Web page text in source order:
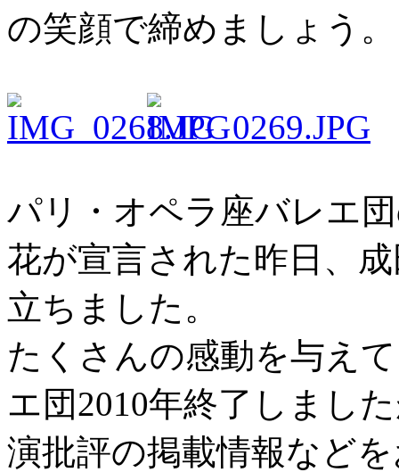
の笑顔で締めましょう。
パリ・オペラ座バレエ
花が宣言された昨日、
立ちました。
たくさんの感動を与え
エ団2010年終了しまし
演批評の掲載情報など